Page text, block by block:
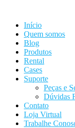
conteúdo
Início
Quem somos
Blog
Produtos
Rental
Cases
Suporte
Peças e
Dúvidas
Contato
Loja Virtual
Trabalhe